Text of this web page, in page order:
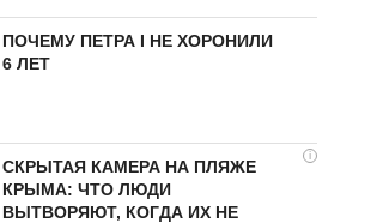
ПОЧЕМУ ПЕТРА I НЕ ХОРОНИЛИ
6 ЛЕТ
i
СКРЫТАЯ КАМЕРА НА ПЛЯЖЕ
КРЫМА: ЧТО ЛЮДИ
ВЫТВОРЯЮТ, КОГДА ИХ НЕ